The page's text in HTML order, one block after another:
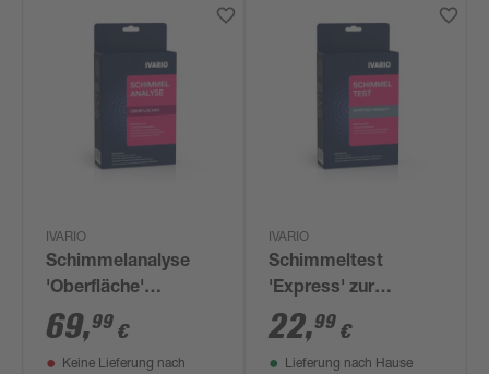
IVARIO
Schimmelanalyse
'Oberfläche'
Laboranalyse
69,99 €
Keine Lieferung nach
IVARIO
Schimmeltest
'Express' zur
Selbstauswertung
22,99 €
Lieferung nach Hause